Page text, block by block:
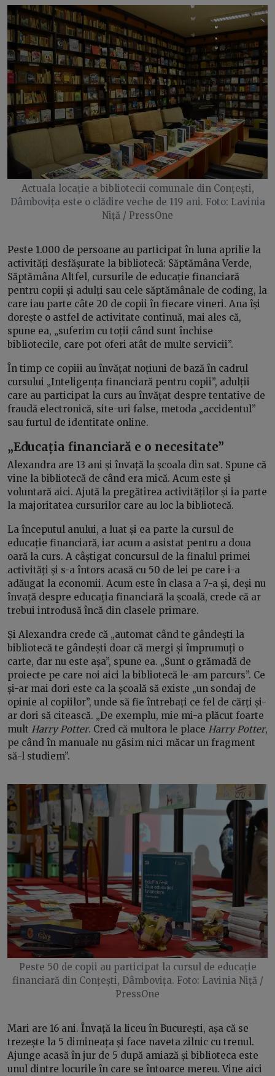
Actuala locație a bibliotecii comunale din Conțești,
Dâmbovița este o clădire veche de 119 ani. Foto: Lavinia
Niță / PressOne
Peste 1.000 de persoane au participat în luna aprilie la
activități desfășurate la bibliotecă: Săptămâna Verde,
Săptămâna Altfel, cursurile de educație financiară
pentru copii și adulți sau cele săptămânale de coding, la
care iau parte câte 20 de copii în fiecare vineri. Ana își
dorește o astfel de activitate continuă, mai ales că,
spune ea, „suferim cu toții când sunt închise
bibliotecile, care pot oferi atât de multe servicii”.
În timp ce copiii au învățat noțiuni de bază în cadrul
cursului „Inteligența financiară pentru copii”, adulții
care au participat la curs au învățat despre tentative de
fraudă electronică, site-uri false, metoda „accidentul”
sau furtul de identitate online.
„Educația financiară e o necesitate”
Alexandra are 13 ani și învață la școala din sat. Spune că
vine la bibliotecă de când era mică. Acum este și
voluntară aici. Ajută la pregătirea activităților și ia parte
la majoritatea cursurilor care au loc la bibliotecă.
La începutul anului, a luat și ea parte la cursul de
educație financiară, iar acum a asistat pentru a doua
oară la curs. A câștigat concursul de la finalul primei
activități și s-a întors acasă cu 50 de lei pe care i-a
adăugat la economii. Acum este în clasa a 7-a și, deși nu
învață despre educația financiară la școală, crede că ar
trebui introdusă încă din clasele primare.
Și Alexandra crede că „automat când te gândești la
bibliotecă te gândești doar că mergi și împrumuți o
carte, dar nu este așa”, spune ea. „Sunt o grămadă de
proiecte pe care noi aici la bibliotecă le-am parcurs”. Ce
și-ar mai dori este ca la școală să existe „un sondaj de
opinie al copiilor”, unde să fie întrebați ce fel de cărți și-
ar dori să citească. „De exemplu, mie mi-a plăcut foarte
mult Harry Potter. Cred că multora le place Harry Potter,
pe când în manuale nu găsim nici măcar un fragment
să-l studiem”.
Peste 50 de copii au participat la cursul de educație
financiară din Conțești, Dâmbovița. Foto: Lavinia Niță /
PressOne
Mari are 16 ani. Învață la liceu în București, așa că se
trezește la 5 dimineața și face naveta zilnic cu trenul.
Ajunge acasă în jur de 5 după amiază și biblioteca este
unul dintre locurile în care se întoarce mereu. Vine aici